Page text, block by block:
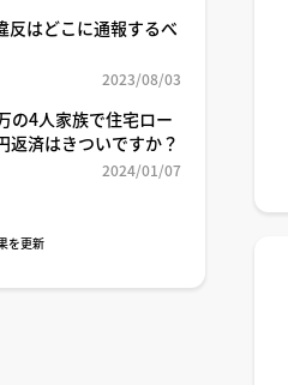
反はどこに通報するべ
2023/08/03
の4人家族で住宅ロー
返済はきついですか？
2024/01/07
を更新